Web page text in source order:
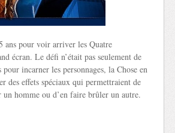
ans pour voir arriver les Quatre
écran. Le défi n’était pas seulement de
incarner les personnages, la Chose en
des effets spéciaux qui permettraient de
homme ou d’en faire brûler un autre.